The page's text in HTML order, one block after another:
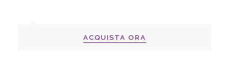
ACQUISTA ORA